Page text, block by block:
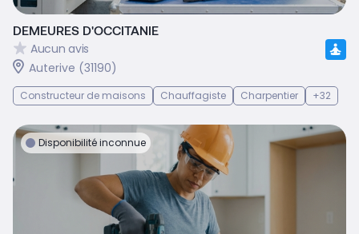
DEMEURES D'OCCITANIE
Aucun avis
Auterive (31190)
Constructeur de maisons Chauffagiste Charpentier +32
Disponibilité inconnue